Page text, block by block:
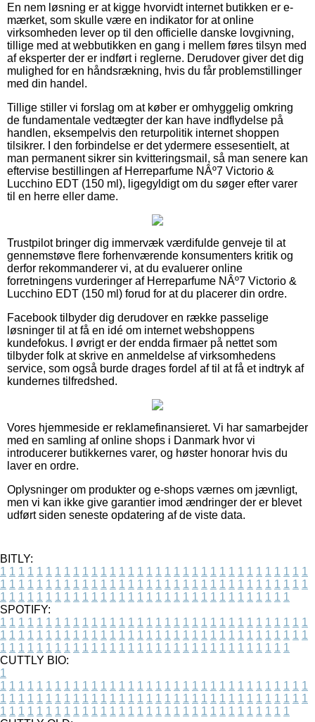
En nem løsning er at kigge hvorvidt internet butikken er e-
mærket, som skulle være en indikator for at online
virksomheden lever op til den officielle danske lovgivning,
tillige med at webbutikken en gang i mellem føres tilsyn med
af eksperter der er indført i reglerne. Derudover giver det dig
mulighed for en håndsrækning, hvis du får problemstillinger
med din handel.
Tillige stiller vi forslag om at køber er omhyggelig omkring
de fundamentale vedtægter der kan have indflydelse på
handlen, eksempelvis den returpolitik internet shoppen
tilsikrer. I den forbindelse er det ydermere essesentielt, at
man permanent sikrer sin kvitteringsmail, så man senere kan
eftervise bestillingen af Herreparfume NÂº7 Victorio &
Lucchino EDT (150 ml), ligegyldigt om du søger efter varer
til en herre eller dame.
Trustpilot bringer dig immervæk værdifulde genveje til at
gennemstøve flere forhenværende konsumenters kritik og
derfor rekommanderer vi, at du evaluerer online
forretningens vurderinger af Herreparfume NÂº7 Victorio &
Lucchino EDT (150 ml) forud for at du placerer din ordre.
Facebook tilbyder dig derudover en række passelige
løsninger til at få en idé om internet webshoppens
kundefokus. I øvrigt er der endda firmaer på nettet som
tilbyder folk at skrive en anmeldelse af virksomhedens
service, som også burde drages fordel af til at få et indtryk af
kundernes tilfredshed.
Vores hjemmeside er reklamefinansieret. Vi har samarbejder
med en samling af online shops i Danmark hvor vi
introducerer butikkernes varer, og høster honorar hvis du
laver en ordre.
Oplysninger om produkter og e-shops værnes om jævnligt,
men vi kan ikke give garantier imod ændringer der er blevet
udført siden seneste opdatering af de viste data.
BITLY:
1 1 1 1 1 1 1 1 1 1 1 1 1 1 1 1 1 1 1 1 1 1 1 1 1 1 1 1 1 1 1 1 1 1
1 1 1 1 1 1 1 1 1 1 1 1 1 1 1 1 1 1 1 1 1 1 1 1 1 1 1 1 1 1 1 1 1 1
1 1 1 1 1 1 1 1 1 1 1 1 1 1 1 1 1 1 1 1 1 1 1 1 1 1 1 1 1 1 1 1
SPOTIFY:
1 1 1 1 1 1 1 1 1 1 1 1 1 1 1 1 1 1 1 1 1 1 1 1 1 1 1 1 1 1 1 1 1 1
1 1 1 1 1 1 1 1 1 1 1 1 1 1 1 1 1 1 1 1 1 1 1 1 1 1 1 1 1 1 1 1 1 1
1 1 1 1 1 1 1 1 1 1 1 1 1 1 1 1 1 1 1 1 1 1 1 1 1 1 1 1 1 1 1 1
CUTTLY BIO:
1
1 1 1 1 1 1 1 1 1 1 1 1 1 1 1 1 1 1 1 1 1 1 1 1 1 1 1 1 1 1 1 1 1 1
1 1 1 1 1 1 1 1 1 1 1 1 1 1 1 1 1 1 1 1 1 1 1 1 1 1 1 1 1 1 1 1 1 1
1 1 1 1 1 1 1 1 1 1 1 1 1 1 1 1 1 1 1 1 1 1 1 1 1 1 1 1 1 1 1 1